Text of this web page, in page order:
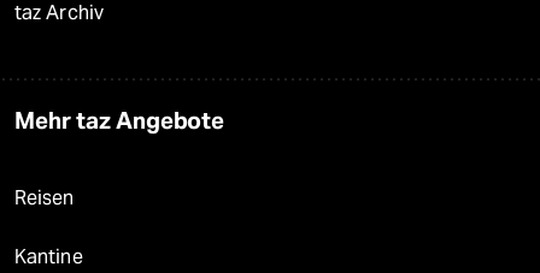
taz Archiv
Mehr taz Angebote
Reisen
Kantine